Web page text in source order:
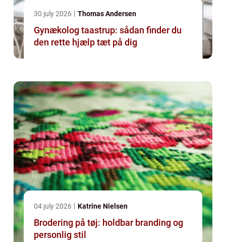
30 july 2026 Thomas Andersen
Gynækolog taastrup: sådan finder du
den rette hjælp tæt på dig
04 july 2026 Katrine Nielsen
Brodering på tøj: holdbar branding og
personlig stil